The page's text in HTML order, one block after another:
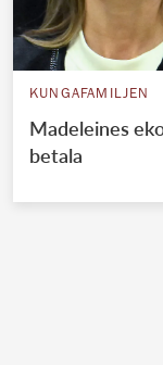
KUNGAFAMILJEN
Madeleines
betala